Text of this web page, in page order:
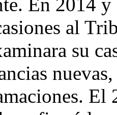
En 2014
al
su
El